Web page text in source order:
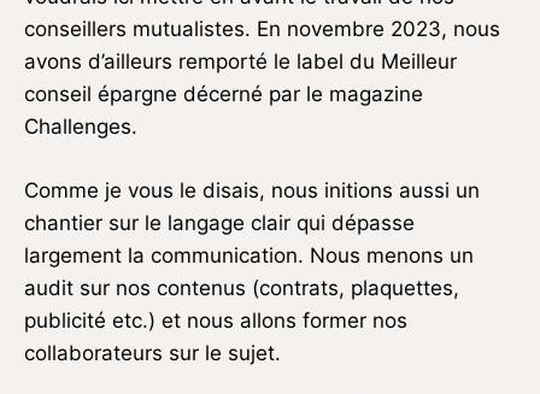
conseillers mutualistes. En novembre 2023, nous
avons d’ailleurs remporté le label du Meilleur
conseil épargne décerné par le magazine
Challenges.
Comme je vous le disais, nous initions aussi un
chantier sur le langage clair qui dépasse
largement la communication. Nous menons un
audit sur nos contenus (contrats, plaquettes,
publicité etc.) et nous allons former nos
collaborateurs sur le sujet.